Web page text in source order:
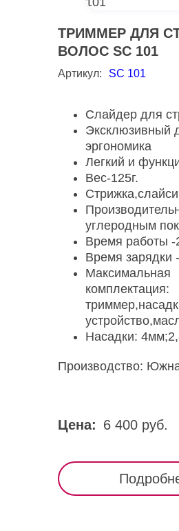
ТРИММЕР ДЛЯ
ВОЛОС SC 101
Артикул: SC 101
Слайдер для
Эксклюзивный
эргономика
Легкий и
Вес-125г.
углеродным
Время работы -
Время зарядки
Максимальная
комплектация:
Насадки:
Производство:
Цена: 6 400 руб.